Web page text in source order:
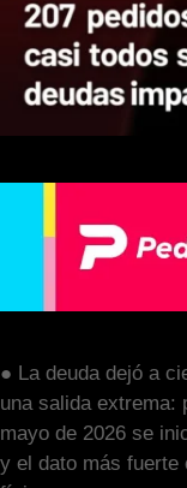
● La deuda dejó a
una salida extrema:
mayo de 2026 se
y el dato más fuerte